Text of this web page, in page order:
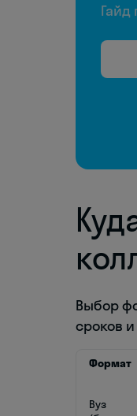
Гайд
Выбор
сроков
Формат
Вуз